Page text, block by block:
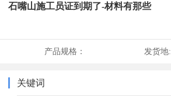
石嘴山施工员证到期了-材料有那些
产品规格： 发货地:
关键词